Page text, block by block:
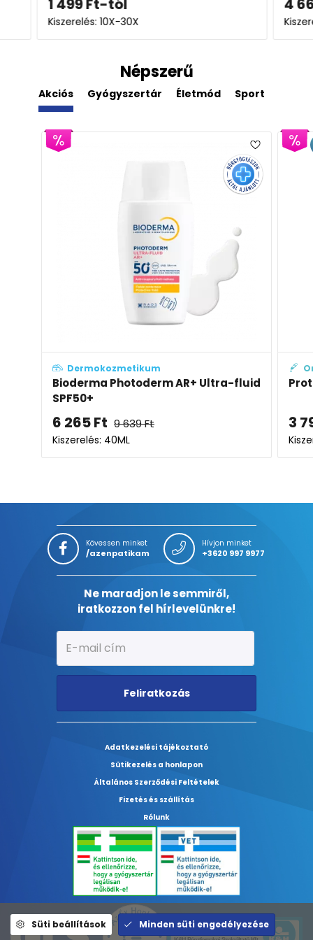
4 666Ft
Kiszerelés: 30X
4
Népszerű
Akciós Gyógyszertár Életmód Sport
Dermokozmetikum
Bioderma Photoderm AR+ Ultra-fluid
SPF50+
6 265Ft 9 639Ft
Kiszerelés: 40ML
3
Kövessen minket
/azenpatikam
Hívjon minket
+3620 997 9977
Ne maradjon le semmiről,
iratkozzon fel hírlevelünkre!
Feliratkozás
Adatkezelési tájékoztató
Sütikezelés a honlapon
Általános Szerződési Feltételek
Fizetés és szállítás
Rólunk
Süti beállítások Minden süti engedélyezése